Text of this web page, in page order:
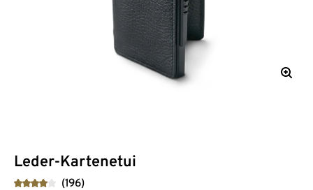
Leder-Kartenetui
(196)